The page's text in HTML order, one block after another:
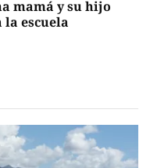
mamá y su hijo
la escuela